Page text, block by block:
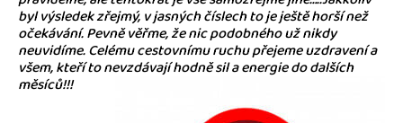
byl výsledek zřejmý, v jasných číslech to je ještě horší než
očekávání. Pevně věřme, že nic podobného už nikdy
neuvidíme. Celému cestovnímu ruchu přejeme uzdravení a
všem, kteří to nevzdávají hodně sil a energie do dalších
měsíců!!!